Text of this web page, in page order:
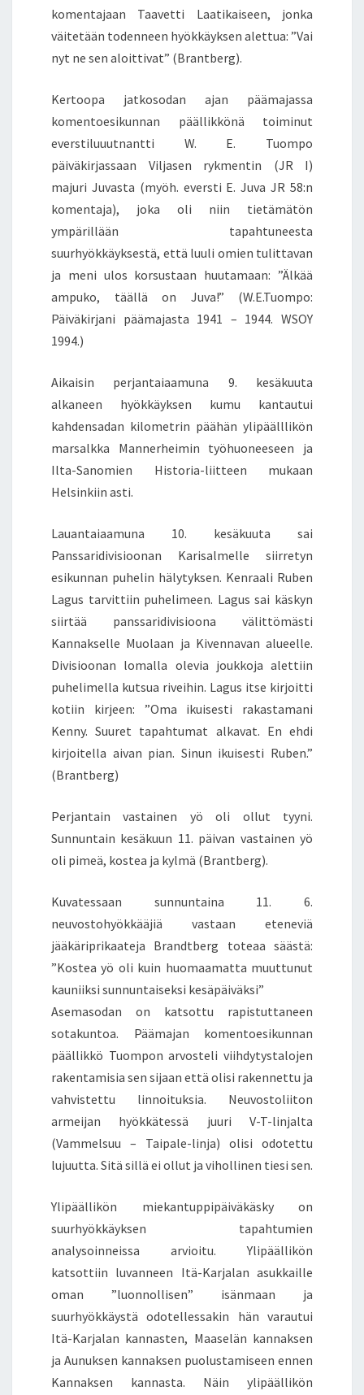
komentajaan Taavetti Laatikaiseen, jonka
väitetään todenneen hyökkäyksen alettua: ”Vai
nyt ne sen aloittivat” (Brantberg).
Kertoopa jatkosodan ajan päämajassa
komentoesikunnan päällikkönä toiminut
everstiluuutnantti W. E. Tuompo
päiväkirjassaan Viljasen rykmentin (JR I)
majuri Juvasta (myöh. eversti E. Juva JR 58:n
komentaja), joka oli niin tietämätön
ympärillään tapahtuneesta
suurhyökkäyksestä, että luuli omien tulittavan
ja meni ulos korsustaan huutamaan: ”Älkää
ampuko, täällä on Juva!” (W.E.Tuompo:
Päiväkirjani päämajasta 1941 – 1944. WSOY
1994.)
Aikaisin perjantaiaamuna 9. kesäkuuta
alkaneen hyökkäyksen kumu kantautui
kahdensadan kilometrin päähän ylipäälllikön
marsalkka Mannerheimin työhuoneeseen ja
Ilta-Sanomien Historia-liitteen mukaan
Helsinkiin asti.
Lauantaiaamuna 10. kesäkuuta sai
Panssaridivisioonan Karisalmelle siirretyn
esikunnan puhelin hälytyksen. Kenraali Ruben
Lagus tarvittiin puhelimeen. Lagus sai käskyn
siirtää panssaridivisioona välittömästi
Kannakselle Muolaan ja Kivennavan alueelle.
Divisioonan lomalla olevia joukkoja alettiin
puhelimella kutsua riveihin. Lagus itse kirjoitti
kotiin kirjeen: ”Oma ikuisesti rakastamani
Kenny. Suuret tapahtumat alkavat. En ehdi
kirjoitella aivan pian. Sinun ikuisesti Ruben.”
(Brantberg)
Perjantain vastainen yö oli ollut tyyni.
Sunnuntain kesäkuun 11. päivan vastainen yö
oli pimeä, kostea ja kylmä (Brantberg).
Kuvatessaan sunnuntaina 11. 6.
neuvostohyökkääjiä vastaan eteneviä
jääkäriprikaateja Brandtberg toteaa säästä:
”Kostea yö oli kuin huomaamatta muuttunut
kauniiksi sunnuntaiseksi kesäpäiväksi”
Asemasodan on katsottu rapistuttaneen
sotakuntoa. Päämajan komentoesikunnan
päällikkö Tuompon arvosteli viihdytystalojen
rakentamisia sen sijaan että olisi rakennettu ja
vahvistettu linnoituksia. Neuvostoliiton
armeijan hyökkätessä juuri V-T-linjalta
(Vammelsuu – Taipale-linja) olisi odotettu
lujuutta. Sitä sillä ei ollut ja vihollinen tiesi sen.
Ylipäällikön miekantuppipäiväkäsky on
suurhyökkäyksen tapahtumien
analysoinneissa arvioitu. Ylipäällikön
katsottiin luvanneen Itä-Karjalan asukkaille
oman ”luonnollisen” isänmaan ja
suurhyökkäystä odotellessakin hän varautui
Itä-Karjalan kannasten, Maaselän kannaksen
ja Aunuksen kannaksen puolustamiseen ennen
Kannaksen kannasta. Näin ylipäällikön